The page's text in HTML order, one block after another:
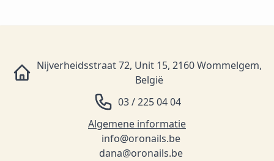
Nijverheidsstraat 72, Unit 15, 2160 Wommelgem,
België
03 / 225 04 04
Algemene informatie
info@oronails.be
dana@oronails.be